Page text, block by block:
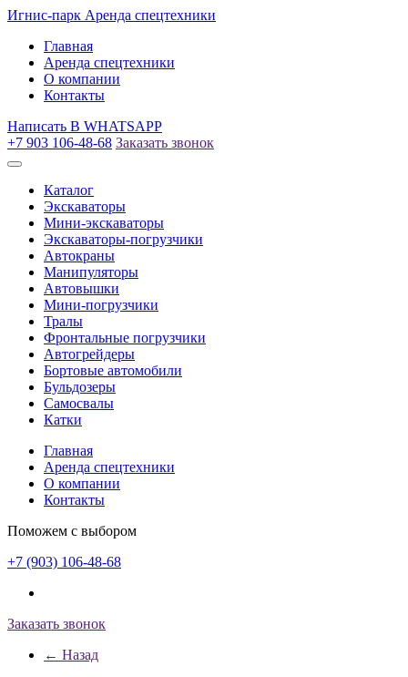
Игнис-парк Аренда спецтехники
Главная
Аренда спецтехники
О компании
Контакты
Написать В WHATSAPP
+7 903 106-48-68 Заказать звонок
Каталог
Экскаваторы
Мини-экскаваторы
Экскаваторы-погрузчики
Автокраны
Манипуляторы
Автовышки
Мини-погрузчики
Тралы
Фронтальные погрузчики
Автогрейдеры
Бортовые автомобили
Бульдозеры
Самосвалы
Катки
Главная
Аренда спецтехники
О компании
Контакты
Поможем с выбором
+7 (903) 106-48-68
Заказать звонок
← Назад